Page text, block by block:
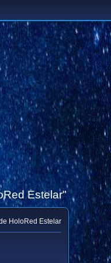
Estelar"
HoloRed Estelar